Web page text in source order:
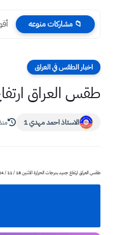
📁 مشاركات منوعه
اخبار الطقس في العراق
طقس العراق ارتفاع جديد
الاستاذ احمد مهدي 1
طقس العراق ارتفاع جديد بدرجات الحرارة الاثنين 18 / 11 / 2024 أجواء أكثر دفئًا